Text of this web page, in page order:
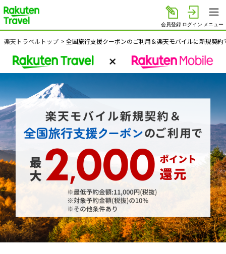
会員登録 ログイン メニュー
楽天トラベルトップ >全国旅行支援クーポンのご利用＆楽天モバイルに新規契